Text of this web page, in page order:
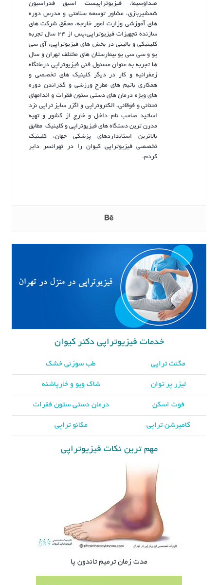
صداوسیما، فیزیوتراپیست اسبق فدراسیون
شمشیربازی، مشاور توسعه سلامتی و مدرس دوره
های آموزشی وزارت امور خارجه، محقق شرکت های
سازنده تجهیزات فیزیوتراپی،پس از ۲۴ سال تجربه
کلینیکی و بالینی در بخش های فیزیوتراپی، آی سی
یو و سی سی یو بیمارستان های مختلف تهران و سال
ها تجربه به عنوان مسئول فنی فیزیوتراپی درمانگاه
زعفرانیه و کار در دیگر کلینیک های تخصصی و
همکاری باتیم های مطرح ورزشی و گذراندن دوره
های ویژه درمان های دستی ستون فقرات و اندامهای
تحتانی و فوقانی، الکتروتراپی و اگزر سایز تراپی نزد
اساتید صاحب نام داخل و خارج از کشور و تهیه
مدرن ترین دستگاه های فیزیوتراپی و کلینیک مطابق
بالاترین استانداردهای پزشکی جهان، کلینیک
تخصصی فیزیوتراپی کیوان را در تهرانسر دایر
کردم.
خدمات فیزیوتراپی دکتر کیوان
مگنت تراپی طب سوزنی خشک
لیزر پر توان شاک ویو و خارپاشنه
فوت اسکن درمان دستی ستون فقرات
کامپرشن تراپی مکانو تراپی
مهم ترین نکات فیزیوتراپی
مدت زمان ترمیم تاندون پا